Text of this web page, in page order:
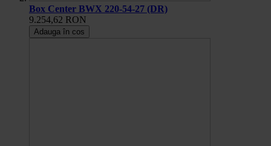
Box Center BWX 220-54-27 (DR)
9.254,62 RON
Adauga în cos